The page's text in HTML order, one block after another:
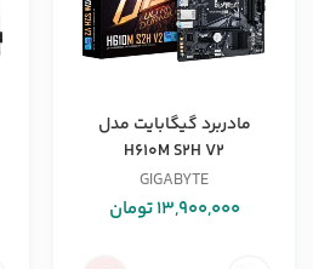
مادربرد گیگابایت مدل
H610M S2H V2
GIGABYTE
13,900,000تومان